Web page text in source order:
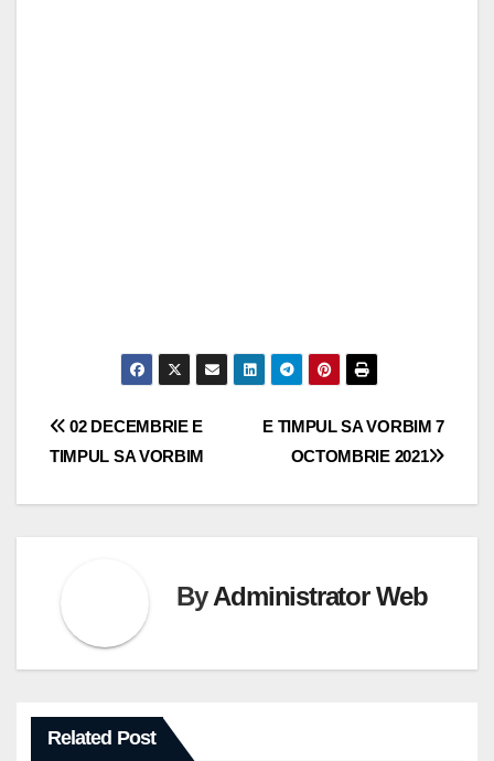
Navigare
E TIMPUL SA VORBIM 7
OCTOMBRIE 2021
02 DECEMBRIE E
TIMPUL SA VORBIM
ByAdministrator Web
Related Post